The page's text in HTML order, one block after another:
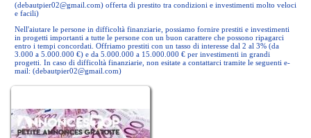
(debautpier02@gmail.com) offerta di prestito tra condizioni e investimenti molto veloci
e facili)
Nell'aiutare le persone in difficoltà finanziarie, possiamo fornire prestiti e investimenti
in progetti importanti a tutte le persone con un buon carattere che possono ripagarci
entro i tempi concordati. Offriamo prestiti con un tasso di interesse dal 2 al 3% (da
3.000 a 5.000.000 €) e da 5.000.000 a 15.000.000 € per investimenti in grandi
progetti. In caso di difficoltà finanziarie, non esitate a contattarci tramite le seguenti e-
mail: (debautpier02@gmail.com)